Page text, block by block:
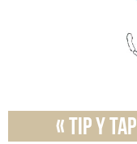
« Tip y